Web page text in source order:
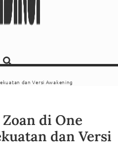
dan Versi Awakening
di One
dan Versi